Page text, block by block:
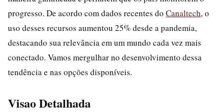
progresso. De acordo com dados recentes do Canaltech, o
uso desses recursos aumentou 25% desde a pandemia,
destacando sua relevância em um mundo cada vez mais
conectado. Vamos mergulhar no desenvolvimento dessa
tendência e nas opções disponíveis.
Visao Detalhada